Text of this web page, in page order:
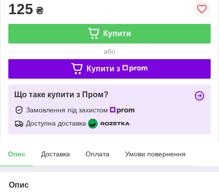
125 ₴
Купити
або
Купити з
Що таке купити з Пром?
Замовлення під захистом
Доступна доставка
Опис Доставка Оплата Умови повернення
Опис